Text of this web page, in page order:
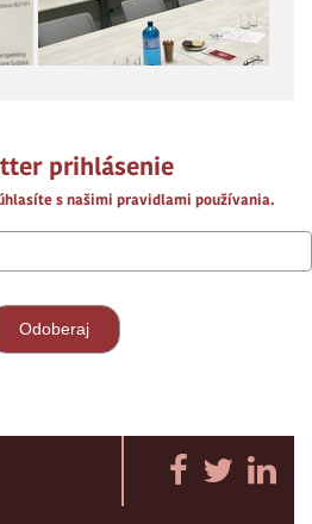
prihlásenie
s našimi pravidlami používania.